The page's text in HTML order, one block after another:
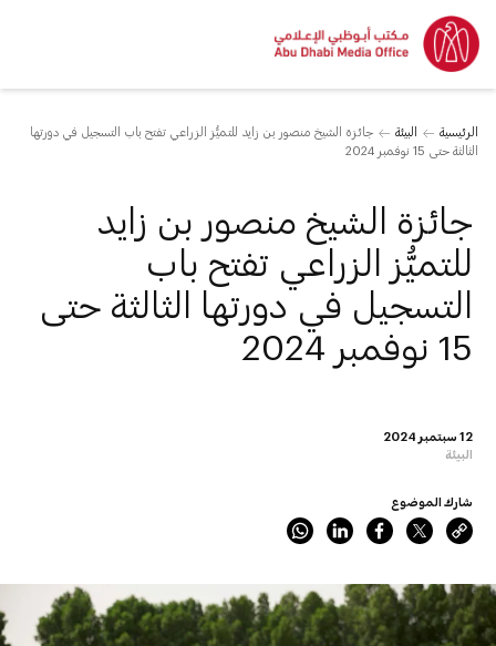
الرئيسية البيئة
جائزة الشيخ منصور بن زايد للتميُّز الزراعي تفتح باب التسجيل في دورتها
الثالثة حتى 15 نوفمبر 2024
12 سبتمبر 2024
البيئة
جائزة الشيخ منصور بن زايد
للتميُّز الزراعي تفتح باب
التسجيل في دورتها الثالثة حتى
15 نوفمبر 2024
شارك الموضوع